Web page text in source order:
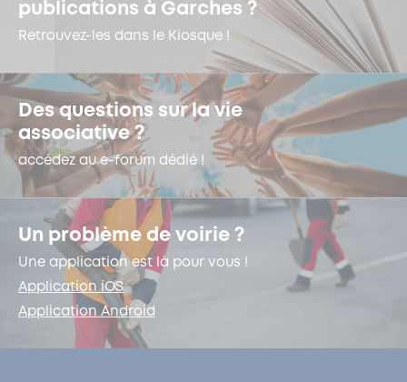
publications à Garches ?
Retrouvez-les dans le Kiosque !
Des questions sur la vie
associative ?
accédez au e-forum dédié !
Un problème de voirie ?
Une application est là pour vous !
Application iOS
Application Android